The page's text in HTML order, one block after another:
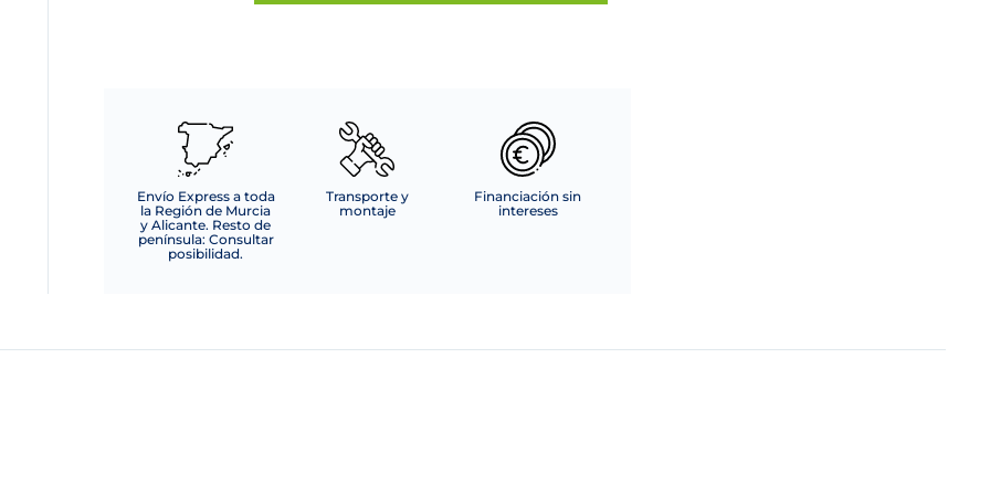
Envío Express a toda
la Región de Murcia
y Alicante. Resto de
península: Consultar
posibilidad.
Transporte y
montaje
Financiación sin
intereses